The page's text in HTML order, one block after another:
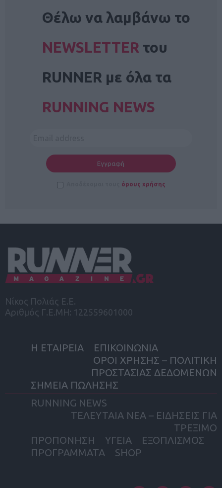
Θέλω να λαμβάνω το
NEWSLETTER του
RUNNER με όλα τα
RUNNING NEWS
όρους χρήσης
Νίκος Πολιάς Ε.Ε.
Αριθμός Γ.Ε.ΜΗ: 122559601000
Η ΕΤΑΙΡΕΙΑ
ΕΠΙΚΟΙΝΩΝΙΑ
ΟΡΟΙ ΧΡΗΣΗΣ – ΠΟΛΙΤΙΚΗ
ΠΡΟΣΤΑΣΙΑΣ ΔΕΔΟΜΕΝΩΝ
ΣΗΜΕΙΑ ΠΩΛΗΣΗΣ
RUNNING NEWS
ΤΕΛΕΥΤΑΙΑ ΝΕΑ – ΕΙΔΗΣΕΙΣ ΓΙΑ
ΤΡΕΞΙΜΟ
ΠΡΟΠΟΝΗΣΗ
ΥΓΕΙΑ
ΕΞΟΠΛΙΣΜΟΣ
ΠΡΟΓΡΑΜΜΑΤΑ
SHOP